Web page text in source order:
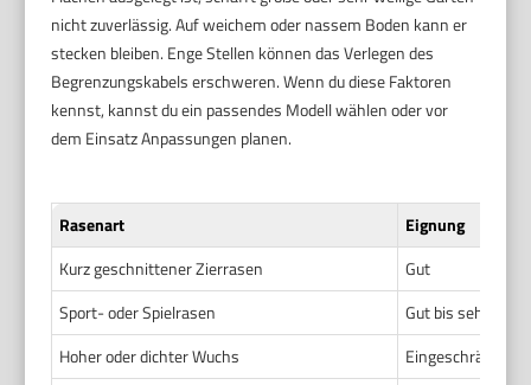
nicht zuverlässig. Auf weichem oder nassem Boden kann er
stecken bleiben. Enge Stellen können das Verlegen des
Begrenzungskabels erschweren. Wenn du diese Faktoren
kennst, kannst du ein passendes Modell wählen oder vor
dem Einsatz Anpassungen planen.
Rasenart
Eignung
Kurz geschnittener Zierrasen
Gut
Sport- oder Spielrasen
Gut bis sehr gut
Hoher oder dichter Wuchs
Eingeschränkt